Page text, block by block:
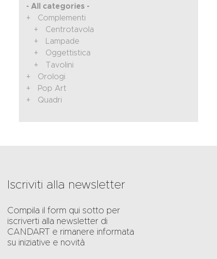
- All categories -
Complementi
Centrotavola
Lampade
Oggettistica
Tavolini
Orologi
Pop Art
Quadri
Iscriviti alla newsletter
Compila il form qui sotto per
iscriverti alla newsletter di
CANDART e rimanere informata
su iniziative e novità